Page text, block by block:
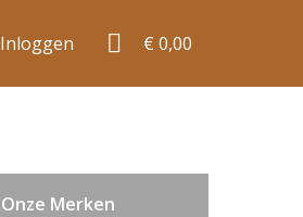
Inloggen € 0,00
Onze Merken